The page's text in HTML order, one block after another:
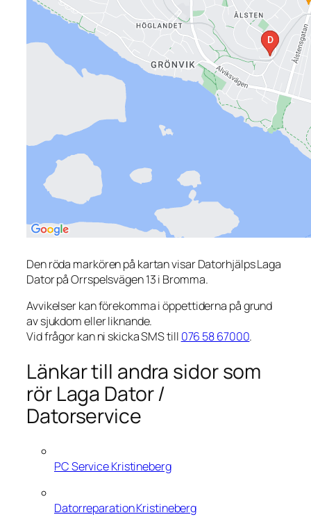
Den röda markören på kartan visar Datorhjälps Laga
Dator på Orrspelsvägen 13 i Bromma.
Avvikelser kan förekomma i öppettiderna på grund
av sjukdom eller liknande.
Vid frågor kan ni skicka SMS till 076 58 67000.
Länkar till andra sidor som
rör Laga Dator /
Datorservice
PC Service Kristineberg
Datorreparation Kristineberg